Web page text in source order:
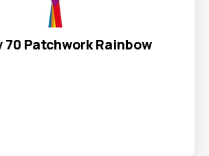
70 Patchwork Rainbow